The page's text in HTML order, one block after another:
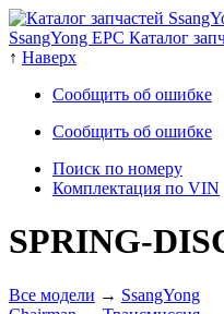
SsangYong EPC Каталог
↑ Наверх
Сообщить об ошибке
Сообщить об ошибке
Поиск по номеру
Комплектация по VIN
SPRING-
Все модели → SsangYong